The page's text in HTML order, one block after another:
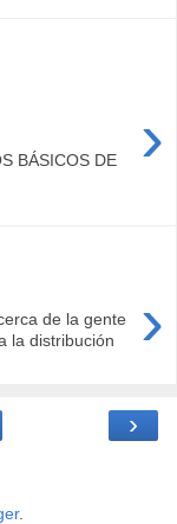
›
BÁSICOS DE
›
de la gente
la distribución
›
.